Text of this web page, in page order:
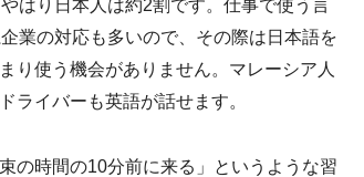
はり日本人は約2割です。仕事で使う言
業の対応も多いので、その際は日本語を
り使う機会がありません。マレーシア人
ライバーも英語が話せます。
の時間の10分前に来る」というような習